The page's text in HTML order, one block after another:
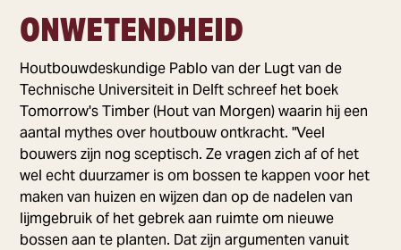
ONWETENDHEID
Houtbouwdeskundige Pablo van der Lugt van de
Technische Universiteit in Delft schreef het boek
Tomorrow's Timber (Hout van Morgen) waarin hij een
aantal mythes over houtbouw ontkracht. "Veel
bouwers zijn nog sceptisch. Ze vragen zich af of het
wel echt duurzamer is om bossen te kappen voor het
maken van huizen en wijzen dan op de nadelen van
lijmgebruik of het gebrek aan ruimte om nieuwe
bossen aan te planten. Dat zijn argumenten vanuit